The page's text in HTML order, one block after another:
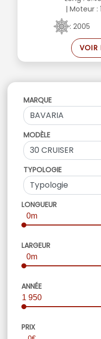
| Moteur :
: 2005
VOIR
MARQUE
MODÈLE
TYPOLOGIE
LONGUEUR
0m
LARGEUR
0m
ANNÉE
1 950
PRIX